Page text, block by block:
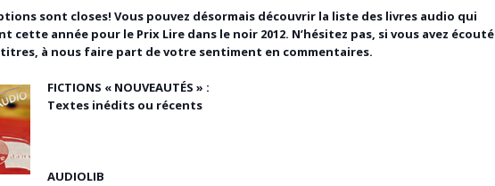
sont closes! Vous pouvez désormais découvrir la liste des livres audio qui
cette année pour le Prix Lire dans le noir 2012. N’hésitez pas, si vous avez écouté
titres, à nous faire part de votre sentiment en commentaires.
FICTIONS « NOUVEAUTÉS » :
Textes inédits ou récents
AUDIOLIB